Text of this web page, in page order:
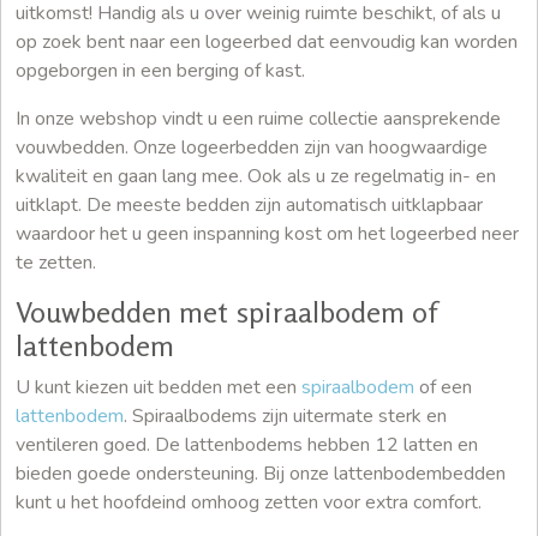
uitkomst! Handig als u over weinig ruimte beschikt, of als u
op zoek bent naar een logeerbed dat eenvoudig kan worden
opgeborgen in een berging of kast.
In onze webshop vindt u een ruime collectie aansprekende
vouwbedden. Onze logeerbedden zijn van hoogwaardige
kwaliteit en gaan lang mee. Ook als u ze regelmatig in- en
uitklapt. De meeste bedden zijn automatisch uitklapbaar
waardoor het u geen inspanning kost om het logeerbed neer
te zetten.
Vouwbedden met spiraalbodem of
lattenbodem
U kunt kiezen uit bedden met een spiraalbodem of een
lattenbodem. Spiraalbodems zijn uitermate sterk en
ventileren goed. De lattenbodems hebben 12 latten en
bieden goede ondersteuning. Bij onze lattenbodembedden
kunt u het hoofdeind omhoog zetten voor extra comfort.